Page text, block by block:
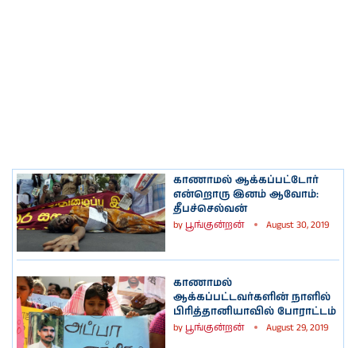
காணாமல் ஆக்கப்பட்டோர்
என்றொரு இனம் ஆவோம்:
தீபச்செல்வன்
by பூங்குன்றன் August 30, 2019
காணாமல்
ஆக்கப்பட்டவர்களின் நாளில்
பிரித்தானியாவில் போராட்டம்
by பூங்குன்றன் August 29, 2019